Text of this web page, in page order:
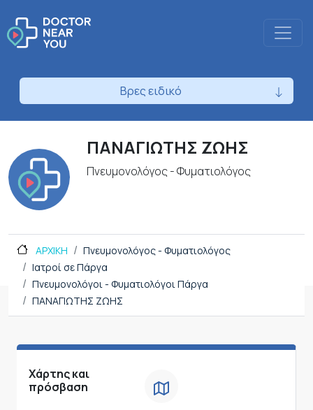
Βρες ειδικό
ΠΑΝΑΓΙΩΤΗΣ ΖΩΗΣ
Πνευμονολόγος - Φυματιολόγος
ΑΡΧΙΚΗ
Πνευμονολόγος - Φυματιολόγος
Ιατροί σε Πάργα
Πνευμονολόγοι - Φυματιολόγοι Πάργα
ΠΑΝΑΓΙΩΤΗΣ ΖΩΗΣ
Χάρτης και
πρόσβαση